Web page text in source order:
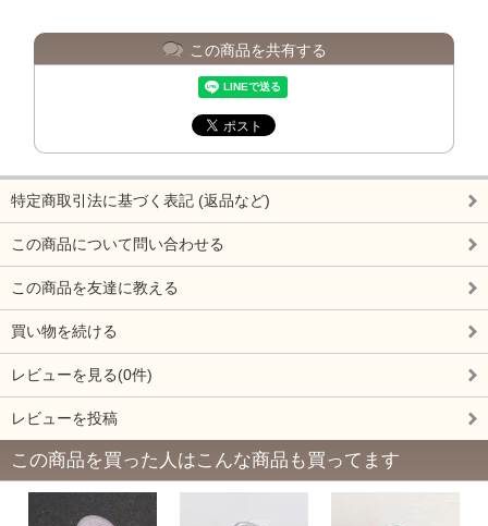
この商品を共有する
特定商取引法に基づく表記 (返品など)
この商品について問い合わせる
この商品を友達に教える
買い物を続ける
レビューを見る(0件)
レビューを投稿
この商品を買った人はこんな商品も買ってます